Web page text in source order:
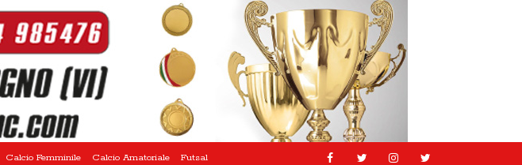
Calcio Femminile Calcio Amatoriale Futsal